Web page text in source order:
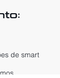
de smart